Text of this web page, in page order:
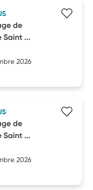
de
Saint ...
2026
de
Saint ...
2026